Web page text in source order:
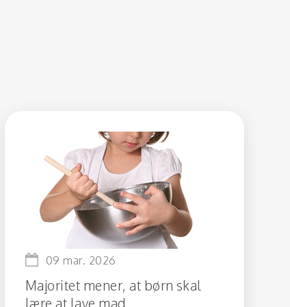
09 mar. 2026
Majoritet mener, at børn skal
lære at lave mad